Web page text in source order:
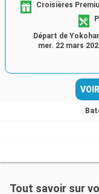
Croisières
Départ de
mer. 22 mars
Tout savoir sur